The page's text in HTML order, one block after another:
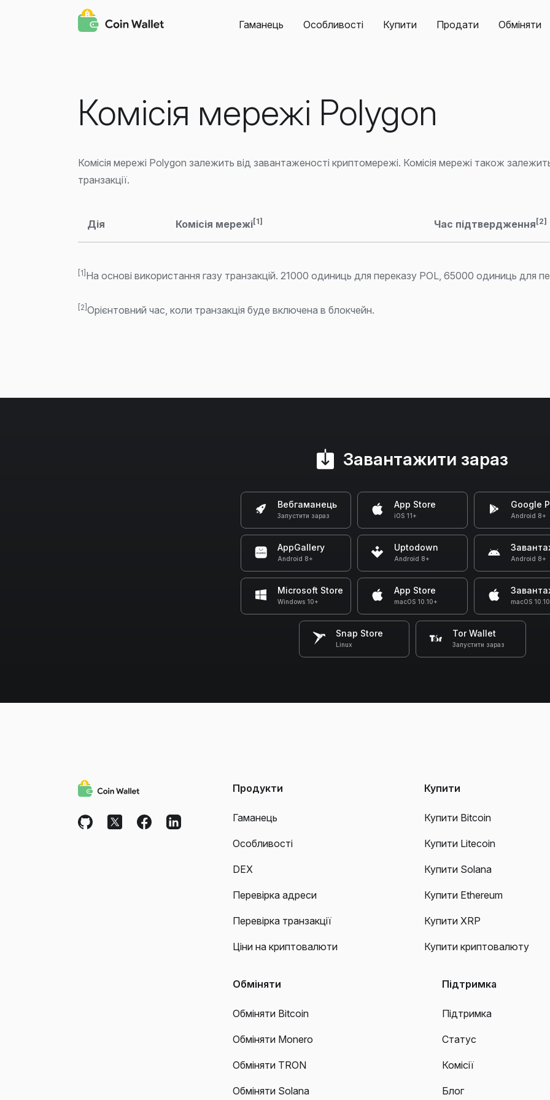
Гаманець Особливості Купити Продати Обміняти
Комісія мережі Polygon
Комісія мережі Polygon залежить від завантаженості криптомережі. Комісія мережі також
транзакції.
Дія Комісія мережі[1] Час підтвердження[2]
[1] На основі використання газу транзакцій. 21000 одиниць для переказу POL, 65000 одиниць для
[2] Орієнтовний час, коли транзакція буде включена в блокчейн.
Завантажити зараз
Вебгаманець
Запустити зараз
App Store
iOS 11+
Google
Android 8+
AppGallery
Android 8+
Uptodown
Android 8+ Android 8+
Microsoft Store
Windows 10+
App Store
macOS 10.10+ macOS
Snap Store
Linux
Tor Wallet
Запустити зараз
Продукти
Гаманець
Особливості
DEX
Перевірка адреси
Перевірка транзакції
Ціни на криптовалюти
Купити
Купити Bitcoin
Купити Litecoin
Купити Solana
Купити Ethereum
Купити XRP
Купити криптовалюту
Обміняти
Обміняти Bitcoin
Обміняти Monero
Обміняти TRON
Обміняти Solana
Підтримка
Підтримка
Статус
Комісії
Блог